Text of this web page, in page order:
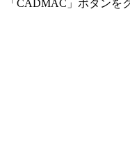
「CADMAC」ボタンを